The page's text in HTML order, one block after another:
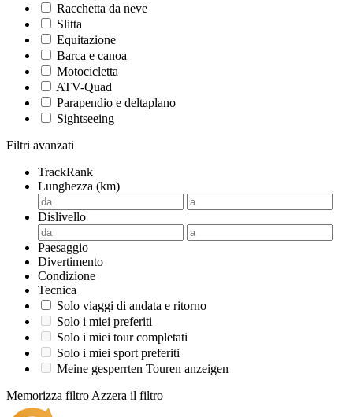
Racchetta da neve
Slitta
Equitazione
Barca e canoa
Motocicletta
ATV-Quad
Parapendio e deltaplano
Sightseeing
Filtri avanzati
TrackRank
Lunghezza (km)
Dislivello
Paesaggio
Divertimento
Condizione
Tecnica
Solo viaggi di andata e ritorno
Solo i miei preferiti
Solo i miei tour completati
Solo i miei sport preferiti
Meine gesperrten Touren anzeigen
Memorizza filtro Azzera il filtro